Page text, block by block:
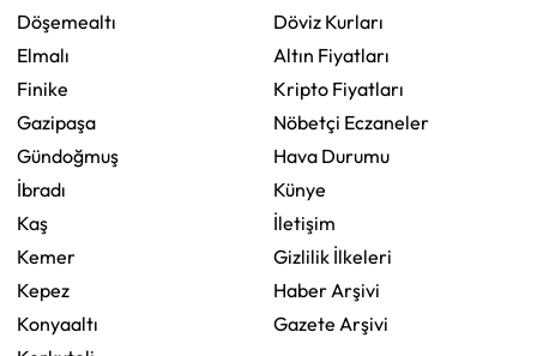
Döşemealtı
Elmalı
Finike
Gazipaşa
Gündoğmuş
İbradı
Kaş
Kemer
Kepez
Konyaaltı
Döviz Kurları
Altın Fiyatları
Kripto Fiyatları
Nöbetçi Eczaneler
Hava Durumu
Künye
İletişim
Gizlilik İlkeleri
Haber Arşivi
Gazete Arşivi